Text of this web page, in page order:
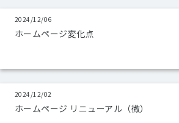
2024/12/06
ホームページ変化点
2024/12/02
ホームページ リニューアル（微）